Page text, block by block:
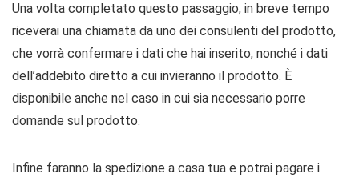
Una volta completato questo passaggio, in breve tempo
riceverai una chiamata da uno dei consulenti del prodotto,
che vorrà confermare i dati che hai inserito, nonché i dati
dell’addebito diretto a cui invieranno il prodotto. È
disponibile anche nel caso in cui sia necessario porre
domande sul prodotto.
Infine faranno la spedizione a casa tua e potrai pagare i